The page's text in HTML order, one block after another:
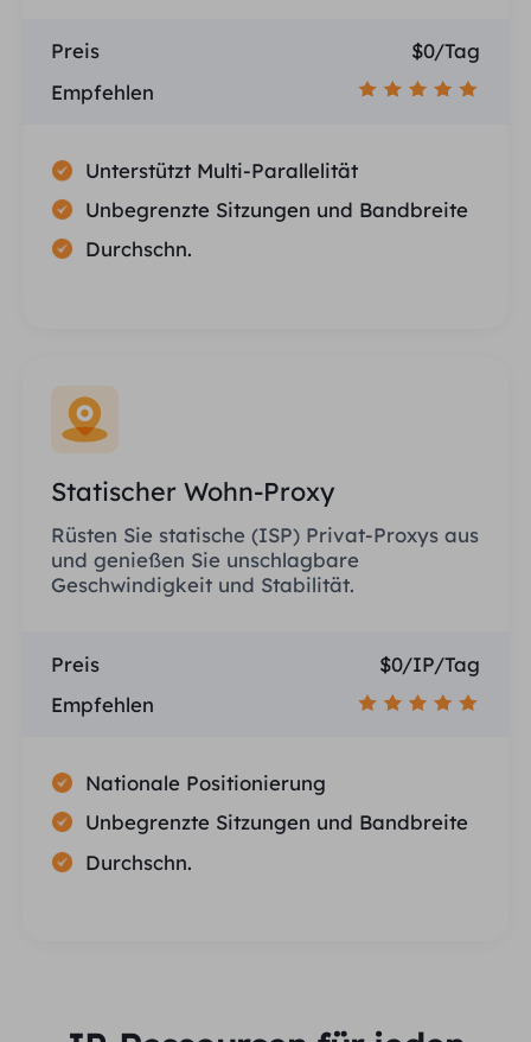
Preis
$0/Tag
Empfehlen
Unterstützt Multi-Parallelität
Unbegrenzte Sitzungen und Bandbreite
Durchschn.
Statischer Wohn-Proxy
Rüsten Sie statische (ISP) Privat-Proxys aus
und genießen Sie unschlagbare
Geschwindigkeit und Stabilität.
Preis
$0/IP/Tag
Empfehlen
Nationale Positionierung
Unbegrenzte Sitzungen und Bandbreite
Durchschn.